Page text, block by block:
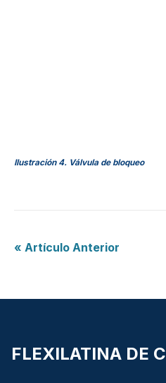
Ilustración 4. Válvula de bloqueo
« Artículo Anterior
FLEXILATINA DE